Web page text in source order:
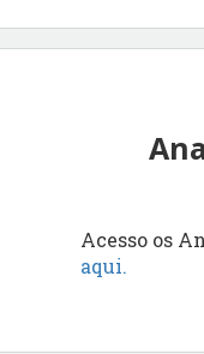
Acesso os
aqui.